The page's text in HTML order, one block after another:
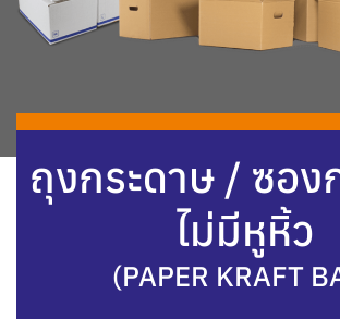
ถุงกระดาษ / ซอง
ไม่มีหูหิ้ว
(PAPER KRAFT